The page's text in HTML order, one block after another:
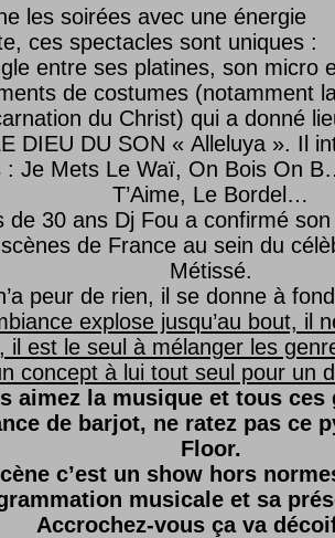
les soirées avec une énergie
ces spectacles sont uniques :
entre ses platines, son micro
de costumes (notamment
du Christ) qui a donné
DIEU DU SON « Alleluya ». Il
: Je Mets Le Waï, On Bois On
T’Aime, Le Bordel…
de 30 ans Dj Fou a confirmé son
de France au sein du
Métissé.
peur de rien, il se donne à
explose jusqu’au bout, il
il est le seul à mélanger les
concept à lui tout seul pour un
aimez la musique et tous ces
de barjot, ne ratez pas ce
Floor.
c’est un show hors
musicale et sa
Accrochez-vous ça va